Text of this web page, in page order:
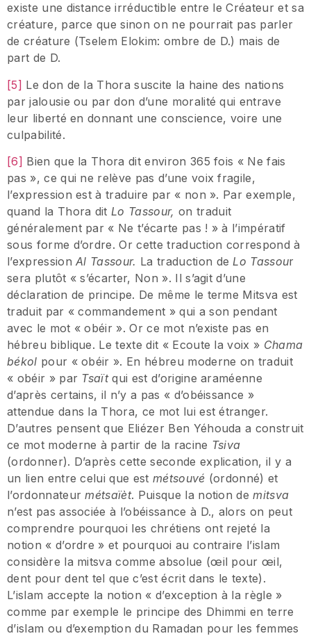
existe une distance irréductible entre le Créateur et sa
créature, parce que sinon on ne pourrait pas parler
de créature (Tselem Elokim: ombre de D.) mais de
part de D.
[5] Le don de la Thora suscite la haine des nations
par jalousie ou par don d’une moralité qui entrave
leur liberté en donnant une conscience, voire une
culpabilité.
[6] Bien que la Thora dit environ 365 fois « Ne fais
pas », ce qui ne relève pas d’une voix fragile,
l’expression est à traduire par « non ». Par exemple,
quand la Thora ditLo Tassour, on traduit
généralement par « Ne t’écarte pas ! » à l’impératif
sous forme d’ordre. Or cette traduction correspond à
l’expressionAl Tassour. La traduction deLo Tassour
sera plutôt « s’écarter, Non ». Il s’agit d’une
déclaration de principe. De même le terme Mitsva est
traduit par « commandement » qui a son pendant
avec le mot « obéir ». Or ce mot n’existe pas en
hébreu biblique. Le texte dit « Ecoute la voix » Chama
békol pour « obéir ». En hébreu moderne on traduit
« obéir » par Tsaïtqui est d’origine araméenne
d’après certains, il n’y a pas « d’obéissance »
attendue dans la Thora, ce mot lui est étranger.
D’autres pensent que Eliézer Ben Yéhouda a construit
ce mot moderne à partir de la racine Tsiva
(ordonner). D’après cette seconde explication, il y a
un lien entre celui que est métsouvé (ordonné) et
l’ordonnateurmétsaïèt. Puisque la notion demitsva
n’est pas associée à l’obéissance à D., alors on peut
comprendre pourquoi les chrétiens ont rejeté la
notion « d’ordre » et pourquoi au contraire l’islam
considère la mitsva comme absolue (œil pour œil,
dent pour dent tel que c’est écrit dans le texte).
L’islam accepte la notion « d’exception à la règle »
comme par exemple le principe des Dhimmi en terre
d’islam ou d’exemption du Ramadan pour les femmes